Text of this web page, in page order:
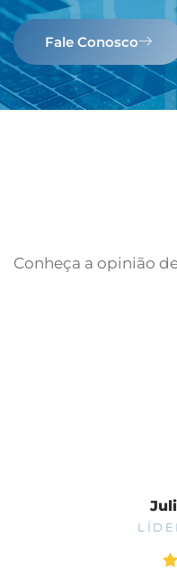
Fale Conosco
Conheça a opinião